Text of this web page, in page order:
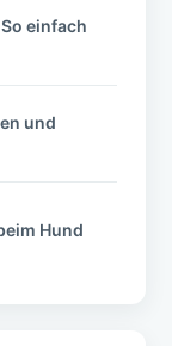
einfach
und
Hund